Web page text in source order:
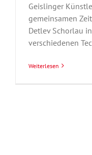
Geislinger
gemeinsamen
Detlev Schorlau
verschiedenen
Weiterlesen